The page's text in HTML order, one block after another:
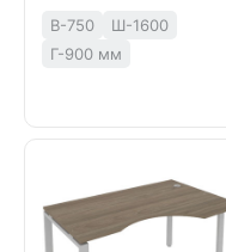
В-750
Ш-1600
Г-900 мм